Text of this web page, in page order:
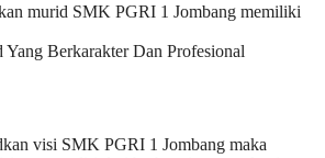
murid SMK PGRI 1 Jombang memiliki
Berkarakter Dan Profesional
visi SMK PGRI 1 Jombang maka